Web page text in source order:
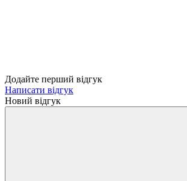
Додайте перший відгук
Написати відгук
Новий відгук